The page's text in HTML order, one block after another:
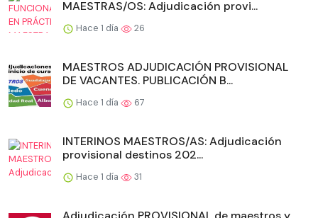
MAESTRAS/OS: Adjudicación provi...
Hace 1 día 26
MAESTROS ADJUDICACIÓN PROVISIONAL
DE VACANTES. PUBLICACIÓN B...
Hace 1 día 67
INTERINOS MAESTROS/AS: Adjudicación
provisional destinos 202...
Hace 1 día 31